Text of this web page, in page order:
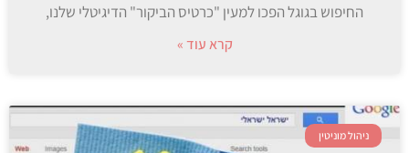
החיפוש בגוגל הפכו למעין "כרטיס הביקור" הדיגיטלי שלנו,
קרא עוד »
ניהול מוניטין